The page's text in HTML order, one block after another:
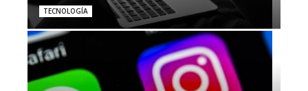
TECNOLOGÍA